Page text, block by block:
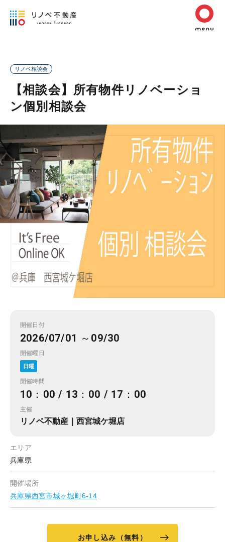
リノベ相談会
【相談会】所有物件リノベーショ
ン個別相談会
開催日付
2026/07/01 ～09/30
開催曜日
日曜
開催時間
10：00 / 13：00 / 17：00
主催
リノベ不動産｜西宮城ケ堀店
エリア
兵庫県
開催場所
兵庫県西宮市城ヶ堀町6-14
お申し込み（無料）